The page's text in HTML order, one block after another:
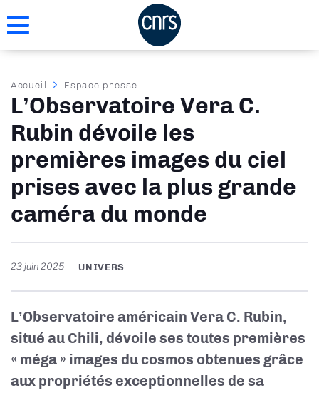
au
Fil
d'Ariane
Accueil Espace presse
L’Observatoire Vera C.
Rubin dévoile les
premières images du ciel
prises avec la plus grande
caméra du monde
23 juin 2025 UNIVERS
L’Observatoire américain Vera C. Rubin,
situé au Chili, dévoile ses toutes premières
« méga » images du cosmos obtenues grâce
aux propriétés exceptionnelles de sa